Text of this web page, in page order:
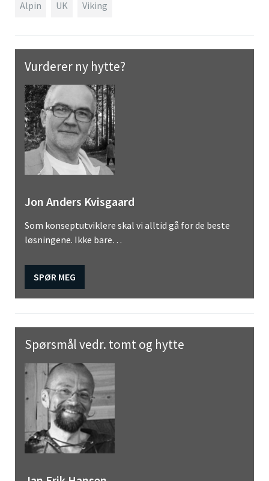
Alpin UK Viking
Vurderer ny hytte?
Jon Anders Kvisgaard
Som konseptutviklere skal vi alltid gå for de beste
løsningene. Ikke bare…
SPØR MEG
Spørsmål vedr. tomt og hytte